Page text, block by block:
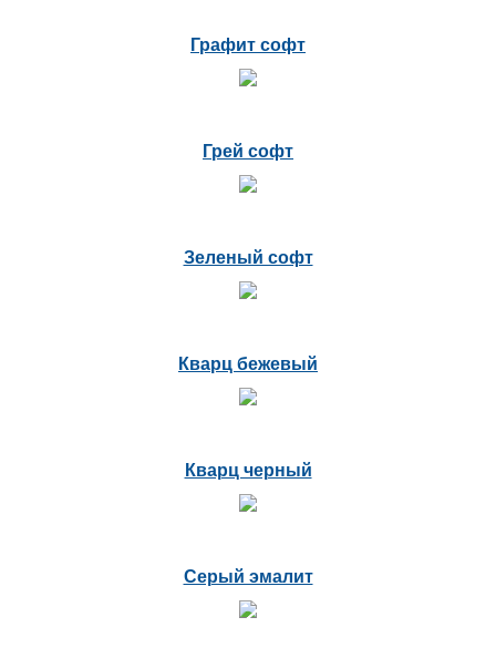
Графит софт
Грей софт
Зеленый софт
Кварц бежевый
Кварц черный
Серый эмалит